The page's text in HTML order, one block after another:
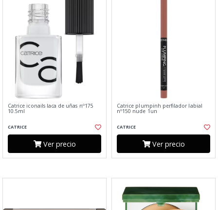
Catrice iconails laca de uñas nº175
10.5ml
CATRICE
Ver precio
Catrice plumpinh perfilador labial
nº150 nude 1un
CATRICE
Ver precio